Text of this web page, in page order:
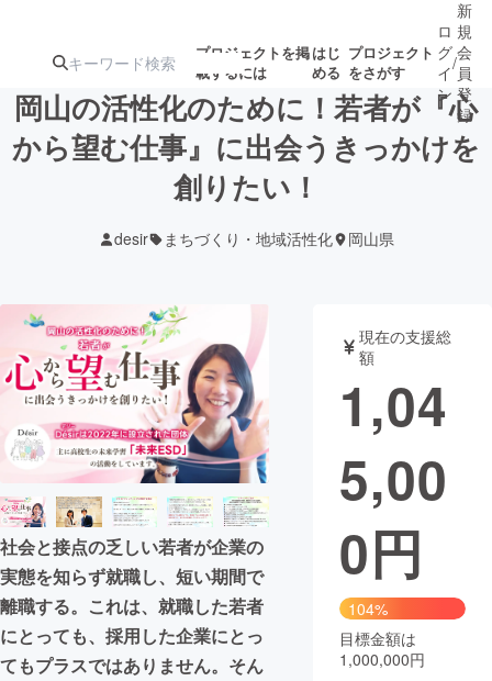
プロジェクトを掲
載するには
はじ
める
プロジェクト
をさがす
注目の新着プロ募集終了が近いプ
テクノロジー・ガジェット
映像・映画 書籍・雑誌
ビジネス・起業 チャレンジ
まちづくり・地域活性化
CAMPFIRE for Social Good
CAMPFIRE Creation
CAMPFIREふるさと納税machi-ya コミュニティ
ロ
グ
イ
ン
/
新
規
会
員
登
録
岡山の活性化のために！若者が『心
から望む仕事』に出会うきっかけを
創りたい！
desir まちづくり・地域活性化 岡山県
社会と接点の乏しい若者が企業の
実態を知らず就職し、短い期間で
離職する。これは、就職した若者
にとっても、採用した企業にとっ
てもプラスではありません。そん
現在の支援総
額
1,04
5,00
0円
104%
目標金額は
1,000,000円